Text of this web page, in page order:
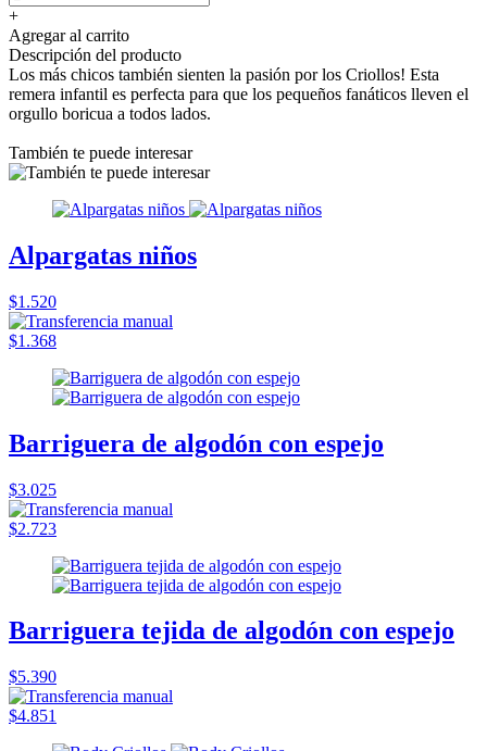
+
Agregar al carrito
Descripción del producto
Los más chicos también sienten la pasión por los Criollos! Esta
remera infantil es perfecta para que los pequeños fanáticos lleven el
orgullo boricua a todos lados.
También te puede interesar
Alpargatas niños
$1.520
$1.368
Barriguera de algodón con espejo
$3.025
$2.723
Barriguera tejida de algodón con espejo
$5.390
$4.851